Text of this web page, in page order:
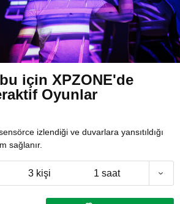
için XPZONE'de
Oyunlar
izlendiği ve duvarlara yansıtıldığı
sağlanır.
3 kişi 1 saat